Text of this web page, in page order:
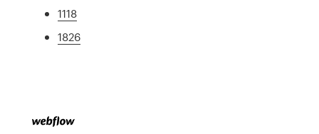
1118
1826